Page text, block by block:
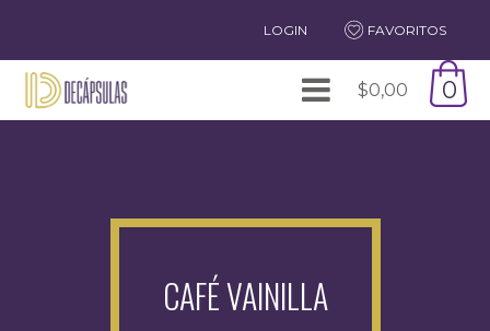
LOGIN FAVORITOS
$0,00 0
CAFÉ VAINILLA